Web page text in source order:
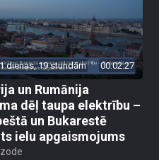
dienas, 19 stundām 00:02:27
un Rumānija
dēļ taupa elektrību –
un Bukarestē
ielu apgaismojums